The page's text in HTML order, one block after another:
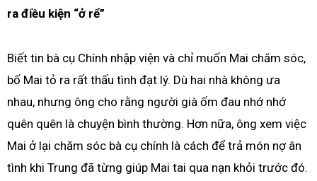
ra điều kiện “ở rể”
Biết tin bà cụ Chính nhập viện và chỉ muốn Mai chăm sóc,
bố Mai tỏ ra rất thấu tình đạt lý. Dù hai nhà không ưa
nhau, nhưng ông cho rằng người già ốm đau nhớ nhớ
quên quên là chuyện bình thường. Hơn nữa, ông xem việc
Mai ở lại chăm sóc bà cụ chính là cách để trả món nợ ân
tình khi Trung đã từng giúp Mai tai qua nạn khỏi trước đó.